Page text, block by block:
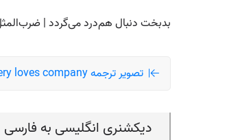
بدبخت دنبال هم‌درد می‌گردد |
تصویر ترجمه Misery loves company
دیکشنری انگلیسی به فارسی